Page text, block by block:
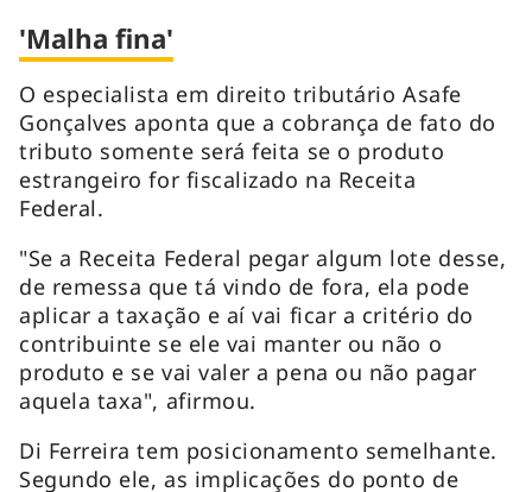
'Malha fina'
O especialista em direito tributário Asafe
Gonçalves aponta que a cobrança de fato do
tributo somente será feita se o produto
estrangeiro for fiscalizado na Receita
Federal.
"Se a Receita Federal pegar algum lote desse,
de remessa que tá vindo de fora, ela pode
aplicar a taxação e aí vai ficar a critério do
contribuinte se ele vai manter ou não o
produto e se vai valer a pena ou não pagar
aquela taxa", afirmou.
Di Ferreira tem posicionamento semelhante.
Segundo ele, as implicações do ponto de